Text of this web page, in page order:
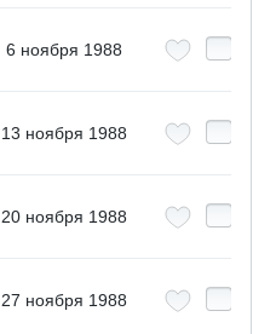
6 ноября 1988
13 ноября 1988
20 ноября 1988
27 ноября 1988